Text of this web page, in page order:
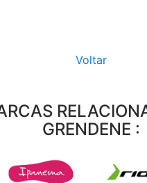
Voltar
GRENDENE :